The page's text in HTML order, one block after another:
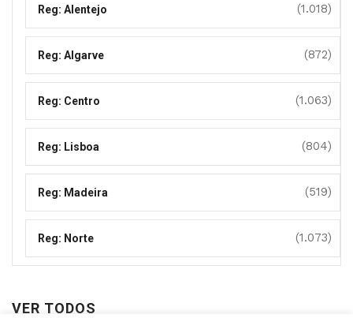
Reg: Alentejo (1.018)
Reg: Algarve (872)
Reg: Centro (1.063)
Reg: Lisboa (804)
Reg: Madeira (519)
Reg: Norte (1.073)
VER TODOS